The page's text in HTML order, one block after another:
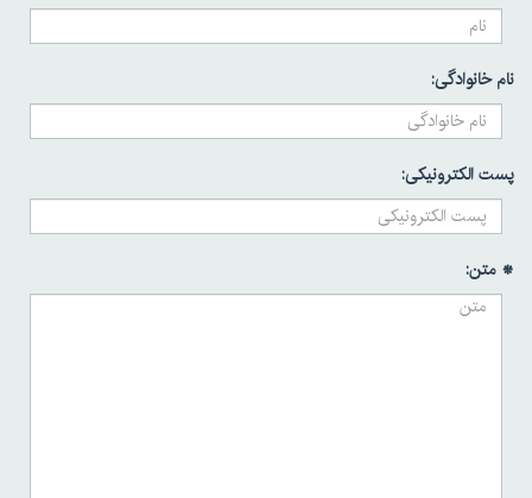
نام خانوادگی:
پست الکترونیکی:
* متن: